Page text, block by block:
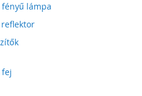
fényű lámpa
fej